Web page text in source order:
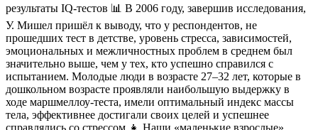
результаты IQ-тестов 📊 В 2006 году, завершив исследования,
У. Мишел пришёл к выводу, что у респондентов, не
прошедших тест в детстве, уровень стресса, зависимостей,
эмоциональных и межличностных проблем в среднем был
значительно выше, чем у тех, кто успешно справился с
испытанием. Молодые люди в возрасте 27–32 лет, которые в
дошкольном возрасте проявляли наибольшую выдержку в
ходе маршмеллоу-теста, имели оптимальный индекс массы
тела, эффективнее достигали своих целей и успешнее
справлялись со стрессом 👧 Наши «маленькие взрослые»